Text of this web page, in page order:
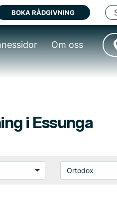
BOKA RÅDGIVNING
Om oss
i Essunga
Ortodox